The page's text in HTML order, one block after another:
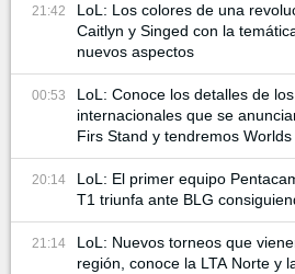
21:42
LoL: Los colores de una
Caitlyn y Singed con la
nuevos aspectos
00:53
LoL: Conoce los detalles de
internacionales que se
Firs Stand y tendremos
20:14
LoL: El primer equipo
T1 triunfa ante BLG
21:14
LoL: Nuevos torneos que
región, conoce la LTA Norte y